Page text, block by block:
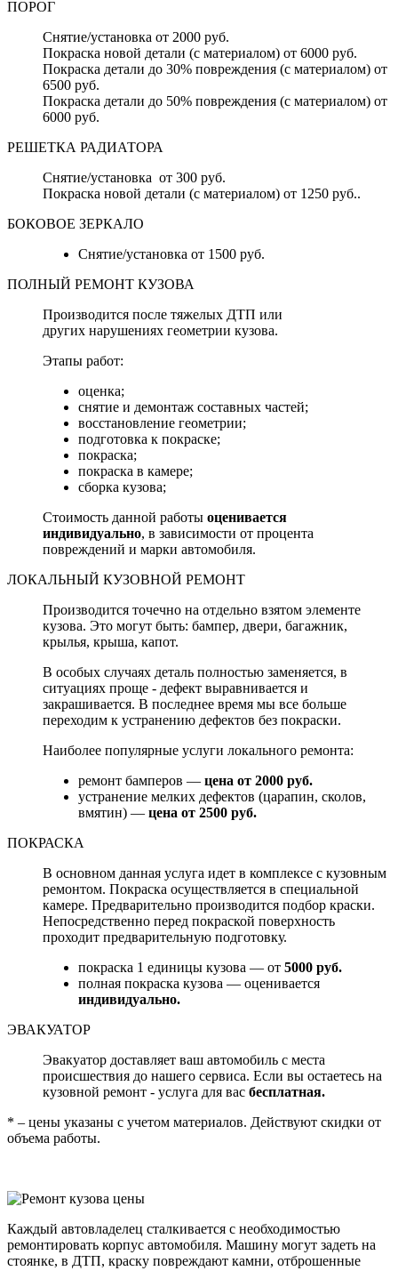
ПОРОГ
Снятие/установка от 2000 руб.
Покраска новой детали (с материалом) от 6000 руб.
Покраска детали до 30% повреждения (с материалом) от
6500 руб.
Покраска детали до 50% повреждения (с материалом) от
6000 руб.
РЕШЕТКА РАДИАТОРА
Снятие/установка от 300 руб.
Покраска новой детали (с материалом) от 1250 руб..
БОКОВОЕ ЗЕРКАЛО
Снятие/установка от 1500 руб.
ПОЛНЫЙ РЕМОНТ КУЗОВА
Производится после тяжелых ДТП или
других нарушениях геометрии кузова.
Этапы работ:
оценка;
снятие и демонтаж составных частей;
восстановление геометрии;
подготовка к покраске;
покраска;
покраска в камере;
сборка кузова;
Стоимость данной работы оценивается
индивидуально, в зависимости от процента
повреждений и марки автомобиля.
ЛОКАЛЬНЫЙ КУЗОВНОЙ РЕМОНТ
Производится точечно на отдельно взятом элементе
кузова. Это могут быть: бампер, двери, багажник,
крылья, крыша, капот.
В особых случаях деталь полностью заменяется, в
ситуациях проще - дефект выравнивается и
закрашивается. В последнее время мы все больше
переходим к устранению дефектов без покраски.
Наиболее популярные услуги локального ремонта:
ремонт бамперов — цена от 2000 руб.
устранение мелких дефектов (царапин, сколов,
вмятин) — цена от 2500 руб.
ПОКРАСКА
В основном данная услуга идет в комплексе с кузовным
ремонтом. Покраска осуществляется в специальной
камере. Предварительно производится подбор краски.
Непосредственно перед покраской поверхность
проходит предварительную подготовку.
покраска 1 единицы кузова — от 5000 руб.
полная покраска кузова — оценивается
индивидуально.
ЭВАКУАТОР
Эвакуатор доставляет ваш автомобиль с места
происшествия до нашего сервиса. Если вы остаетесь на
кузовной ремонт - услуга для вас бесплатная.
* – цены указаны с учетом материалов. Действуют скидки от
объема работы.
Каждый автовладелец сталкивается с необходимостью
ремонтировать корпус автомобиля. Машину могут задеть на
стоянке, в ДТП, краску повреждают камни, отброшенные